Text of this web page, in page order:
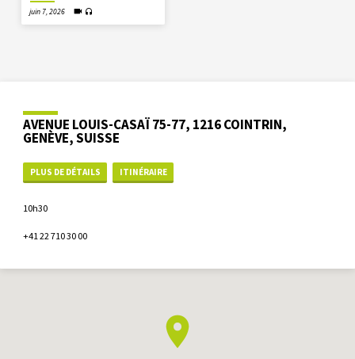
juin 7, 2026
AVENUE LOUIS-CASAÏ 75-77, 1216 COINTRIN,
GENÈVE, SUISSE
PLUS DE DÉTAILS ITINÉRAIRE
10h30
+41 22 710 30 00